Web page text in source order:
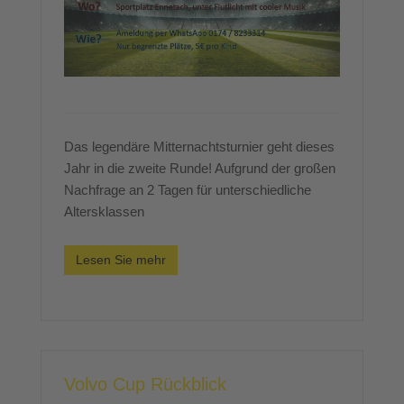
Das legendäre Mitternachtsturnier geht dieses
Jahr in die zweite Runde! Aufgrund der großen
Nachfrage an 2 Tagen für unterschiedliche
Altersklassen
Lesen Sie mehr
Volvo Cup Rückblick